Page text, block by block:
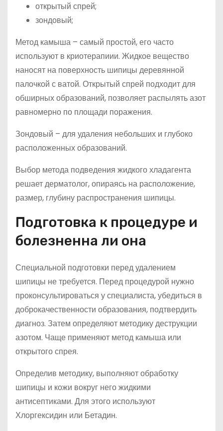
открытый спрей;
зондовый;
Метод камыша – самый простой, его часто
используют в криотерапиии. Жидкое вещество
наносят на поверхность шипицы деревянной
палочкой с ватой. Открытый спрей подходит для
обширных образований, позволяет распылять азот
равномерно по площади поражения.
Зондовый – для удаления небольших и глубоко
расположенных образований.
Выбор метода подведения жидкого хладагента
решает дерматолог, опираясь на расположение,
размер, глубину распространения шипицы.
Подготовка к процедуре и
болезненна ли она
Специальной подготовки перед удалением
шипицы не требуется. Перед процедурой нужно
проконсультироваться у специалиста, убедиться в
доброкачественности образования, подтвердить
диагноз. Затем определяют методику деструкции
азотом. Чаще применяют метод камыша или
открытого спрея.
Определив методику, выполняют обработку
шипицы и кожи вокруг него жидкими
антисептиками. Для этого используют
Хлоргексидин или Бетадин.